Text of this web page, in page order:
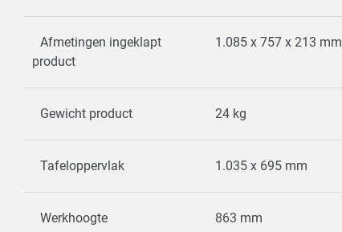
Afmetingen ingeklapt
product
1.085 x 757 x 213 mm
Gewicht product 24 kg
Tafeloppervlak 1.035 x 695 mm
Werkhoogte 863 mm